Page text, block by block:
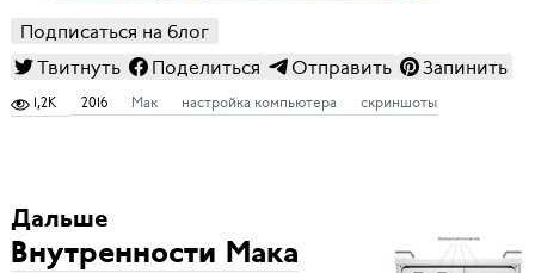
Подписаться на блог
Твитнуть
Поделиться Отправить Запинить
1,2K 2016 Мак настройка компьютера скриншоты
Дальше
Внутренности Мака